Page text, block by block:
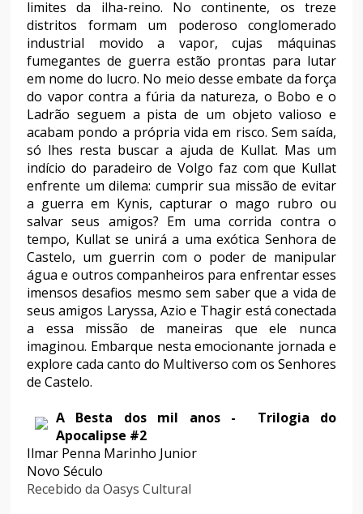
limites da ilha-reino. No continente, os treze
distritos formam um poderoso conglomerado
industrial movido a vapor, cujas máquinas
fumegantes de guerra estão prontas para lutar
em nome do lucro. No meio desse embate da força
do vapor contra a fúria da natureza, o Bobo e o
Ladrão seguem a pista de um objeto valioso e
acabam pondo a própria vida em risco. Sem saída,
só lhes resta buscar a ajuda de Kullat. Mas um
indício do paradeiro de Volgo faz com que Kullat
enfrente um dilema: cumprir sua missão de evitar
a guerra em Kynis, capturar o mago rubro ou
salvar seus amigos? Em uma corrida contra o
tempo, Kullat se unirá a uma exótica Senhora de
Castelo, um guerrin com o poder de manipular
água e outros companheiros para enfrentar esses
imensos desafios mesmo sem saber que a vida de
seus amigos Laryssa, Azio e Thagir está conectada
a essa missão de maneiras que ele nunca
imaginou. Embarque nesta emocionante jornada e
explore cada canto do Multiverso com os Senhores
de Castelo.
A Besta dos mil anos - Trilogia do
Apocalipse #2
Ilmar Penna Marinho Junior
Novo Século
Recebido da Oasys Cultural